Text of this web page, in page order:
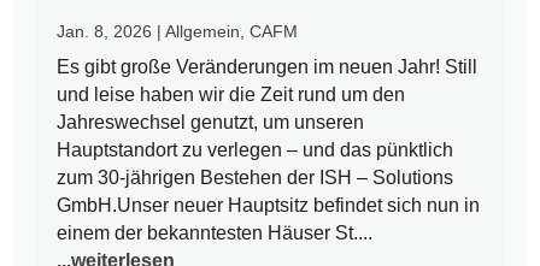
Jan. 8, 2026 |Allgemein ,CAFM
Es gibt große Veränderungen im neuen Jahr! Still
und leise haben wir die Zeit rund um den
Jahreswechsel genutzt, um unseren
Hauptstandort zu verlegen – und das pünktlich
zum 30-jährigen Bestehen der ISH – Solutions
GmbH.Unser neuer Hauptsitz befindet sich nun in
einem der bekanntesten Häuser St....
...weiterlesen